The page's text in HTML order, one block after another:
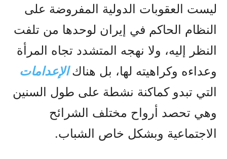
ليست العقوبات الدولية المفروضة على
النظام الحاکم في إيران لوحدها من تلفت
النظر إليه، ولا نهجه المتشدد تجاه المرأة
وعداءه وکراهيته لها، بل هناكالإعدامات
التي تبدو کماکنة نشطة على طول السنين
وهي تحصد أرواح مختلف الشرائح
الاجتماعية وبشکل خاص الشباب.